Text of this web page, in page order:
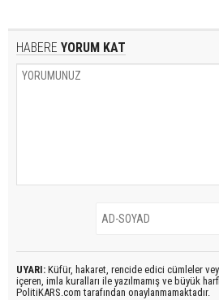
HABERE YORUM KAT
UYARI: Küfür, hakaret, rencide edici cümleler
içeren, imla kuralları ile yazılmamış ve büyük
PolitiKARS.com tarafından onaylanmamaktadır.